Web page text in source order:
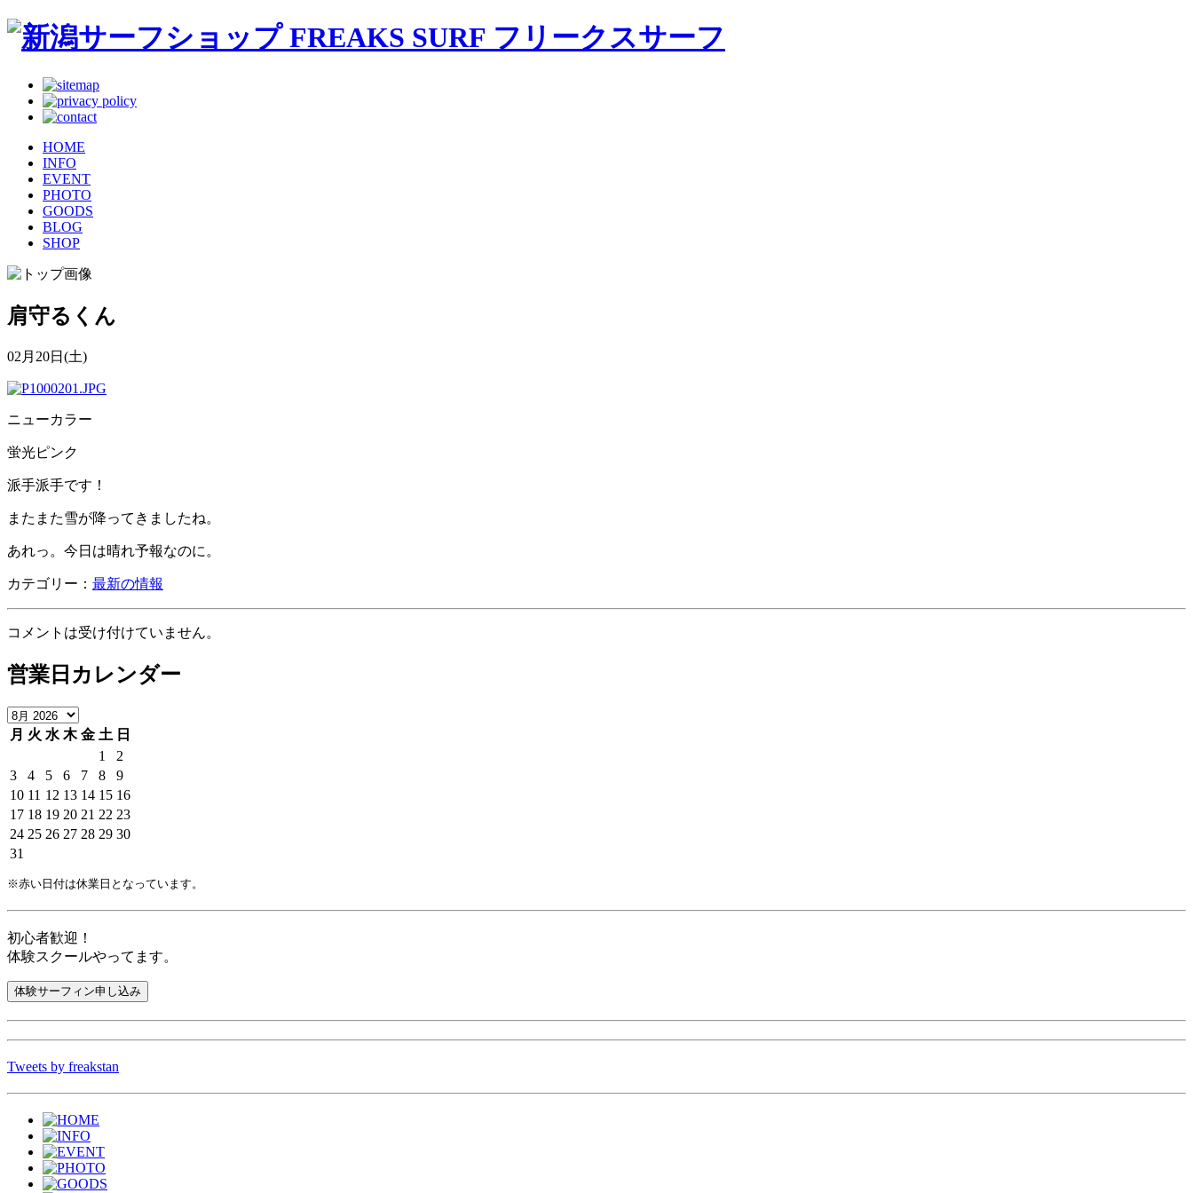
HOME
INFO
EVENT
PHOTO
GOODS
BLOG
SHOP
肩守るくん
02月20日(土)
ニューカラー
蛍光ピンク
派手派手です！
またまた雪が降ってきましたね。
あれっ。今日は晴れ予報なのに。
カテゴリー： 最新の情報
コメントは受け付けていません。
営業日カレンダー
月 火 水 木 金 土 日
1
2
3
4 5 6 7 8
9
10 11 12 13 14 15 16
17 18 19 20 21 22 23
24 25 26 27 28 29 30
31
※赤い日付は休業日となっています。
初心者歓迎！
体験スクールやってます。
Tweets by freakstan